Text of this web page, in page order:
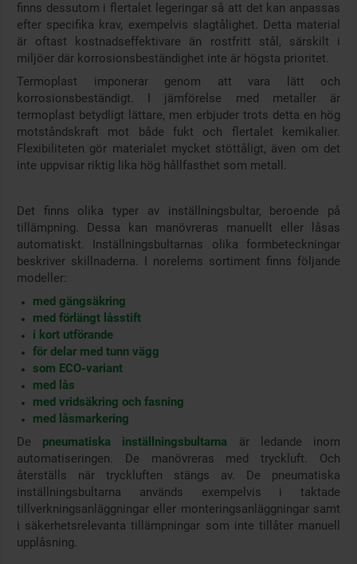
finns dessutom i flertalet legeringar så att det kan anpassas
efter specifika krav, exempelvis slagtålighet. Detta material
är oftast kostnadseffektivare än rostfritt stål, särskilt i
miljöer där korrosionsbeständighet inte är högsta prioritet.
Termoplast imponerar genom att vara lätt och
korrosionsbeständigt. I jämförelse med metaller är
termoplast betydligt lättare, men erbjuder trots detta en hög
motståndskraft mot både fukt och flertalet kemikalier.
Flexibiliteten gör materialet mycket stöttåligt, även om det
inte uppvisar riktig lika hög hållfasthet som metall.
Det finns olika typer av inställningsbultar, beroende på
tillämpning. Dessa kan manövreras manuellt eller låsas
automatiskt. Inställningsbultarnas olika formbeteckningar
beskriver skillnaderna. I norelems sortiment finns följande
modeller:
med gängsäkring
med förlängt låsstift
i kort utförande
för delar med tunn vägg
som ECO-variant
med lås
med vridsäkring och fasning
med låsmarkering
De pneumatiska inställningsbultarna är ledande inom
automatiseringen. De manövreras med tryckluft. Och
återställs när tryckluften stängs av. De pneumatiska
inställningsbultarna används exempelvis i taktade
tillverkningsanläggningar eller monteringsanläggningar samt
i säkerhetsrelevanta tillämpningar som inte tillåter manuell
upplåsning.